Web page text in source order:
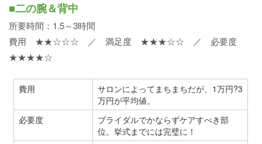
■二の腕＆背中
所要時間：1.5～3時間
費用 ★★☆☆☆ ／ 満足度 ★★★☆☆ ／ 必要度
★★★★☆
費用
サロンによってまちまちだが、1万円?3
万円が平均値。
必要度
ブライダルでかならずケアすべき部
位。挙式までには完璧に！